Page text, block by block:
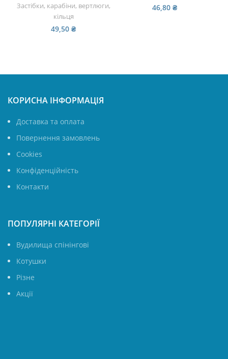
Застібки, карабіни, вертлюги,
кільця
49,50 ₴
46,80 ₴
КОРИСНА ІНФОРМАЦІЯ
Доставка та оплата
Повернення замовлень
Cookies
Конфіденційність
Контакти
ПОПУЛЯРНІ КАТЕГОРІЇ
Вудилища спінінгові
Котушки
Різне
Акції